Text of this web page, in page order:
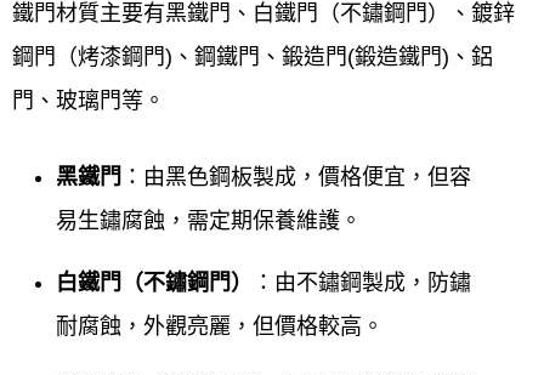
鐵門材質主要有黑鐵門、白鐵門（不鏽鋼門）、鍍鋅
鋼門（烤漆鋼門)、鋼鐵門、鍛造門(鍛造鐵門)、鋁
門、玻璃門等。
黑鐵門 ：由黑色鋼板製成，價格便宜，但容
易生鏽腐蝕，需定期保養維護。
白鐵門（不鏽鋼門）
：由不鏽鋼製成，防鏽
耐腐蝕，外觀亮麗，但價格較高。